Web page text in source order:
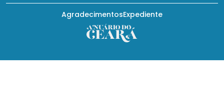
Expediente
Agradecimentos